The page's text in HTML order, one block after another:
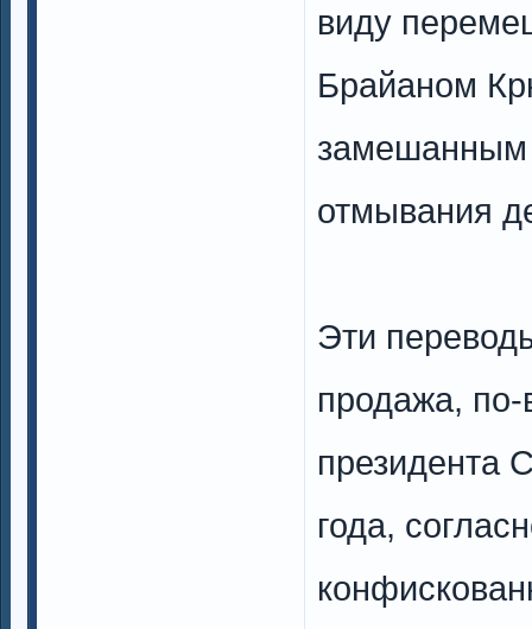
виду
Брайаном
замешанным
отмывания
Эти
продажа, по-
президента
года,